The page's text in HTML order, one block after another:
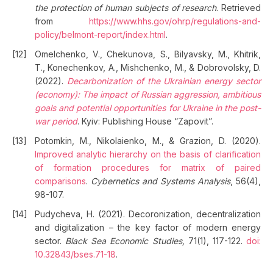
the protection of human subjects of research. Retrieved
from https://www.hhs.gov/ohrp/regulations-and-
policy/belmont-report/index.html.
Omelchenko, V., Chekunova, S., Bilyavsky, M., Khitrik,
T., Konechenkov, A., Mishchenko, M., & Dobrovolsky, D.
(2022). Decarbonization of the Ukrainian energy sector
(economy): The impact of Russian aggression, ambitious
goals and potential opportunities for Ukraine in the post-
war period. Kyiv: Publishing House “Zapovit”.
Potomkin, M., Nikolaienko, M., & Grazion, D. (2020).
Improved analytic hierarchy on the basis of clarification
of formation procedures for matrix of paired
comparisons. Cybernetics and Systems Analysis, 56(4),
98-107.
Pudycheva, H. (2021). Decoronization, decentralization
and digitalization – the key factor of modern energy
sector. Black Sea Economic Studies, 71(1), 117-122.doi:
10.32843/bses.71-18.